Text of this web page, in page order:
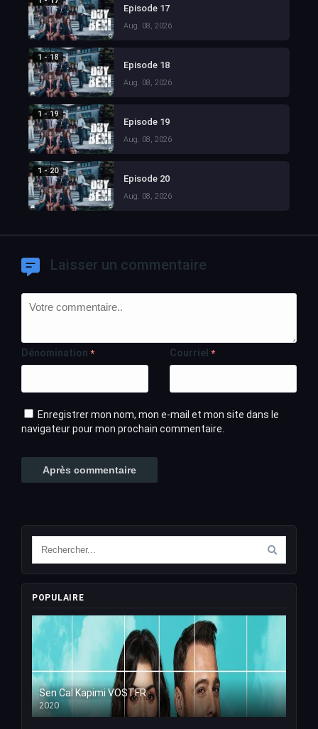
Episode 17
Aug. 08, 2026
1 - 18
Episode 18
Aug. 08, 2026
1 - 19
Episode 19
Aug. 08, 2026
1 - 20
Episode 20
Aug. 08, 2026
Laisser un commentaire
Dénomination * Courriel *
Enregistrer mon nom, mon e-mail et mon site dans le
navigateur pour mon prochain commentaire.
POPULAIRE
Sen Cal Kapimi VOSTFR
2020